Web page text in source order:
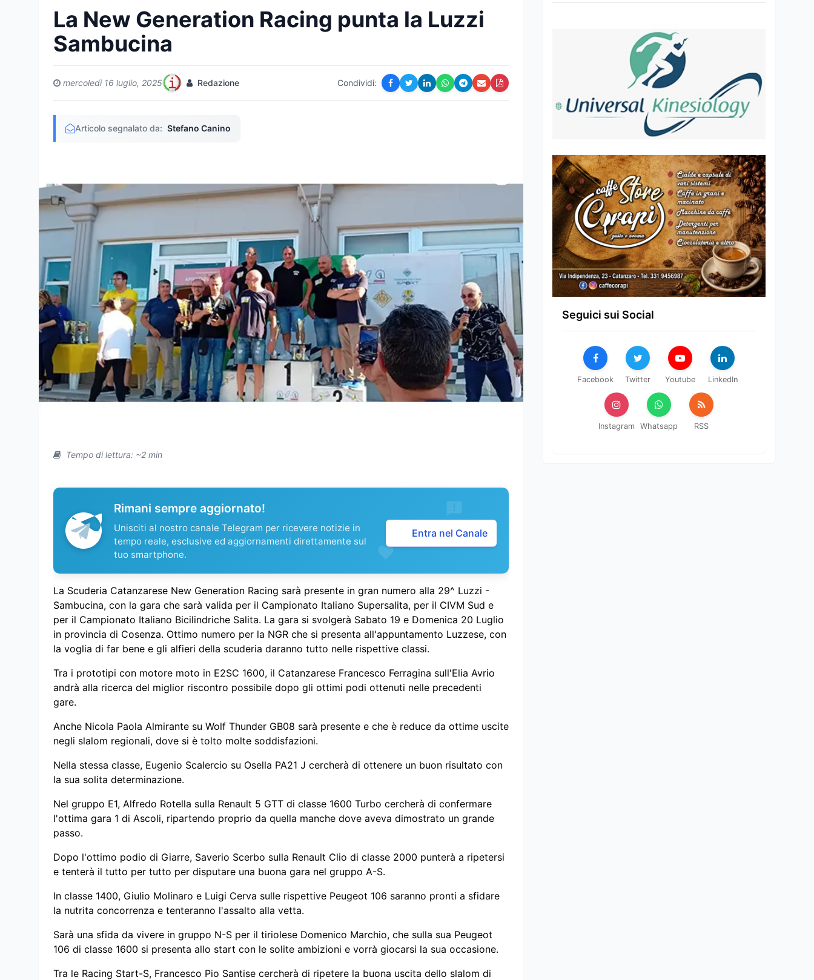
La New Generation Racing punta la Luzzi
Sambucina
mercoledì 16 luglio, 2025 Redazione Condividi:
Articolo segnalato da: Stefano Canino
Tempo di lettura: ~2 min
Rimani sempre aggiornato!
Unisciti al nostro canale Telegram per ricevere notizie in
tempo reale, esclusive ed aggiornamenti direttamente sul
tuo smartphone.
Entra nel Canale
La Scuderia Catanzarese New Generation Racing sarà presente in gran numero alla 29^ Luzzi -
Sambucina, con la gara che sarà valida per il Campionato Italiano Supersalita, per il CIVM Sud e
per il Campionato Italiano Bicilindriche Salita. La gara si svolgerà Sabato 19 e Domenica 20 Luglio
in provincia di Cosenza. Ottimo numero per la NGR che si presenta all'appuntamento Luzzese, con
la voglia di far bene e gli alfieri della scuderia daranno tutto nelle rispettive classi.
Tra i prototipi con motore moto in E2SC 1600, il Catanzarese Francesco Ferragina sull'Elia Avrio
andrà alla ricerca del miglior riscontro possibile dopo gli ottimi podi ottenuti nelle precedenti
gare.
Anche Nicola Paola Almirante su Wolf Thunder GB08 sarà presente e che è reduce da ottime uscite
negli slalom regionali, dove si è tolto molte soddisfazioni.
Nella stessa classe, Eugenio Scalercio su Osella PA21 J cercherà di ottenere un buon risultato con
la sua solita determinazione.
Nel gruppo E1, Alfredo Rotella sulla Renault 5 GTT di classe 1600 Turbo cercherà di confermare
l'ottima gara 1 di Ascoli, ripartendo proprio da quella manche dove aveva dimostrato un grande
passo.
Dopo l'ottimo podio di Giarre, Saverio Scerbo sulla Renault Clio di classe 2000 punterà a ripetersi
e tenterà il tutto per tutto per disputare una buona gara nel gruppo A-S.
In classe 1400, Giulio Molinaro e Luigi Cerva sulle rispettive Peugeot 106 saranno pronti a sfidare
la nutrita concorrenza e tenteranno l'assalto alla vetta.
Sarà una sfida da vivere in gruppo N-S per il tiriolese Domenico Marchio, che sulla sua Peugeot
106 di classe 1600 si presenta allo start con le solite ambizioni e vorrà giocarsi la sua occasione.
Tra le Racing Start-S, Francesco Pio Santise cercherà di ripetere la buona uscita dello slalom di
Seguici sui Social
Facebook Twitter Youtube LinkedIn
Instagram Whatsapp RSS